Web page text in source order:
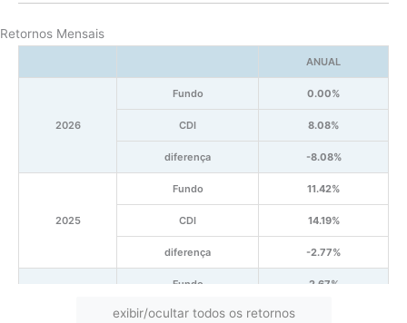
Retornos Mensais
ANUAL
2026
Fundo 0.00%
CDI 8.08%
diferença -8.08%
2025
Fundo 11.42%
CDI 14.19%
diferença -2.77%
Fundo 2.67%
CDI
exibir/ocultar todos os retornos